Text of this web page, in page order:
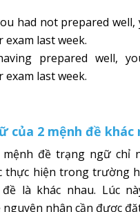
had not prepared
exam last week.
prepared well,
exam last week.
của 2 mệnh đề khác
đề trạng ngữ chỉ
thực hiện trong trường
là khác nhau. Lúc
nguyên nhân cần được